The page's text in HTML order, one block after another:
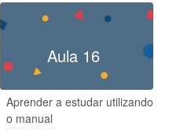
Aula 16
Aprender a estudar utilizando
o manual